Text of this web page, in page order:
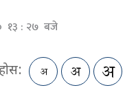
१३ : २७ बजे